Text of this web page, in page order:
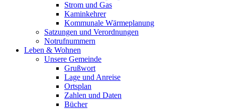
Strom und Gas
Kaminkehrer
Kommunale Wärmeplanung
Satzungen und Verordnungen
Notrufnummern
Leben & Wohnen
Unsere Gemeinde
Grußwort
Lage und Anreise
Ortsplan
Zahlen und Daten
Bücher